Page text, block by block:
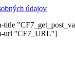
údajov
title
url "CF7_URL"]